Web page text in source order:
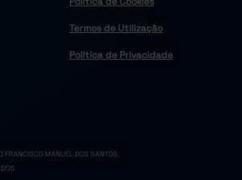
Termos de Utilização
Política de Privacidade
FRANCISCO MANUEL DOS SANTOS.